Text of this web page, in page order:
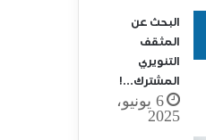
البحث عن
المثقف
التنويري
المشترك…!
6 يونيو،
2025